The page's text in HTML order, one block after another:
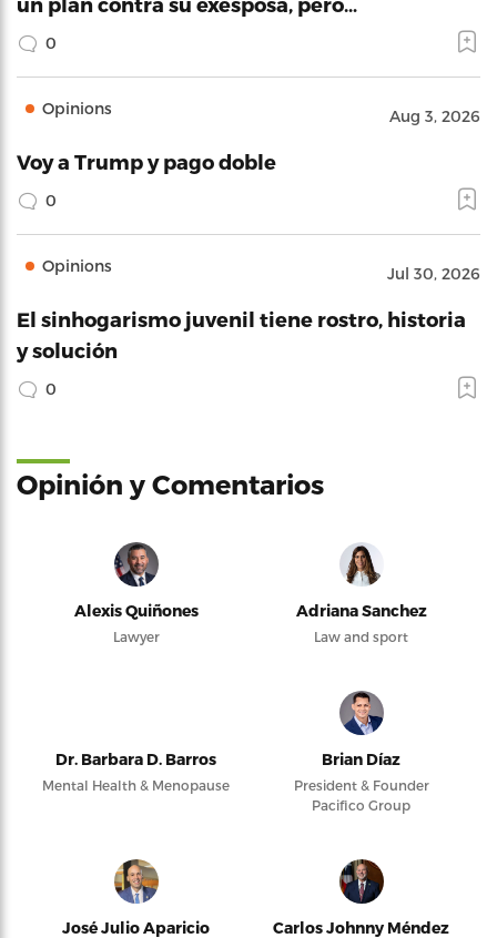
0
Opinions Aug 3, 2026
Voy a Trump y pago doble
0
Opinions Jul 30, 2026
El sinhogarismo juvenil tiene rostro, historia
y solución
0
Opinión y Comentarios
Alexis Quiñones
Lawyer
Adriana Sanchez
Law and sport
Dr. Barbara D. Barros
Mental Health & Menopause
Brian Díaz
President & Founder
Pacifico Group
José Julio Aparicio
Carlos Johnny Méndez